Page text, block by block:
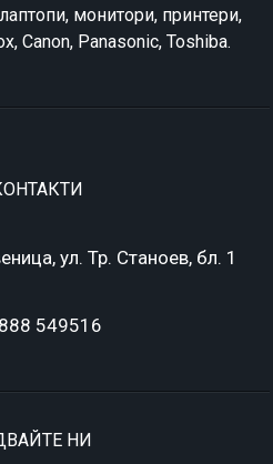
монитори, принтери,
Canon, Panasonic, Toshiba.
ул. Тр. Станоев, бл. 1
549516
НИ